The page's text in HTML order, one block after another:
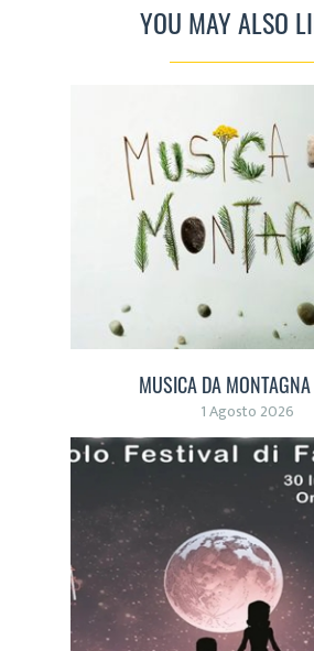
YOU MAY ALSO
MUSICA DA
1 Agosto 2026